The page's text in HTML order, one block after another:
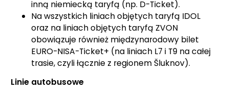
inną niemiecką taryfą (np. D-Ticket).
Na wszystkich liniach objętych taryfą IDOL
oraz na liniach objętych taryfą ZVON
obowiązuje również międzynarodowy bilet
EURO-NISA-Ticket+ (na liniach L7 i T9 na całej
trasie, czyli łącznie z regionem Šluknov).
Linie autobusowe